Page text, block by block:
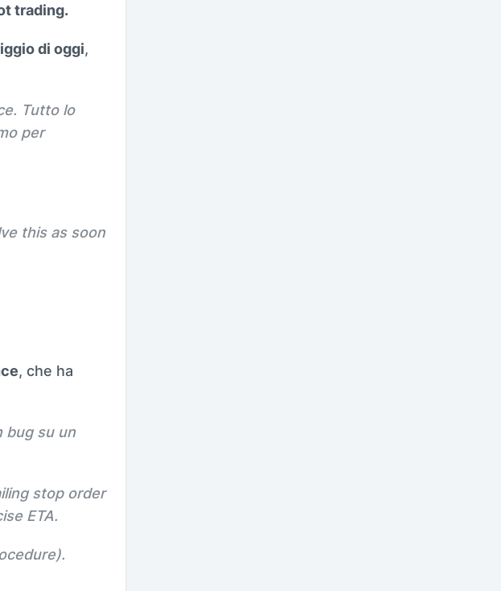
trading.
di oggi,
Tutto lo
per
this as soon
, che ha
bug su un
stop order
ETA.